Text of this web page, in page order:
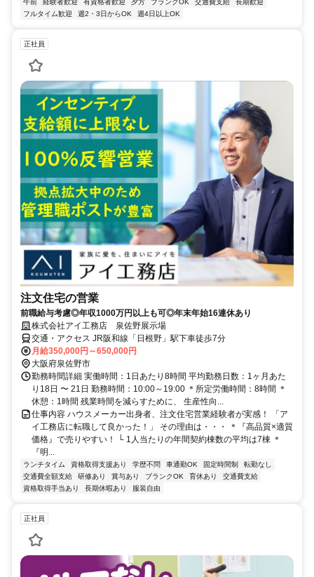
フルタイム歓迎
週2・3日からOK 週4日以上OK
正社員
注文住宅の営業
前職給与考慮◎年収1000万円以上も可◎年末年始16連休あり
株式会社アイ工務店 泉佐野展示場
交通・アクセス JR阪和線「日根野」駅下車徒歩7分
月給350,000円～650,000円
大阪府泉佐野市
勤務時間詳細 実働時間：1日あたり8時間 平均勤務日数：1ヶ月あた
り18日 〜 21日 勤務時間：10:00～19:00 ＊所定労働時間：8時間 ＊
休憩：1時間 残業時間を減らすために、 生産性向...
仕事内容 ハウスメーカー出身者、注文住宅営業経験者が実感！ 「ア
イ工務店に転職して良かった！」 その理由は・・・ ＊『高品質×適質
価格』で売りやすい！ └ 1人当たりの年間契約棟数の平均は7棟 ＊
『明...
ランチタイム 資格取得支援あり 学歴不問 車通勤OK 固定時間制
転勤なし
交通費全額支給
研修あり 賞与あり ブランクOK 育休あり
交通費支給
資格取得手当あり
長期休暇あり 服装自由
正社員